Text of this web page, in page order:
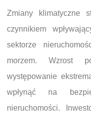
Zmiany klimatyczne
czynnikiem
sektorze
morzem. Wzrost
występowanie
wpłynąć na
nieruchomości.